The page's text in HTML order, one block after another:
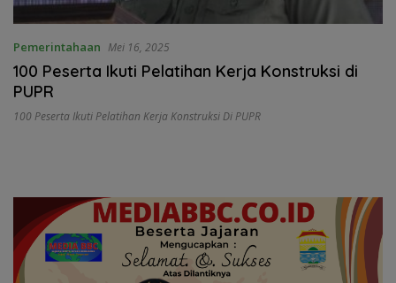
Pemerintahaan Mei 16, 2025
100 Peserta Ikuti Pelatihan Kerja Konstruksi di
PUPR
100 Peserta Ikuti Pelatihan Kerja Konstruksi Di PUPR